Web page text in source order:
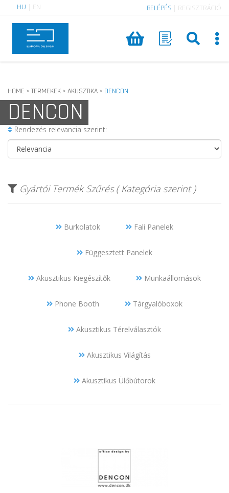
HU EN BELÉPÉS REGISZTRÁCIÓ
HOME > TERMEKEK > AKUSZTIKA > DENCON
DENCON
Rendezés relevancia szerint:
Gyártói Termék Szűrés ( Kategória szerint )
Burkolatok Fali Panelek
Függesztett Panelek
Akusztikus Kiegészítők Munkaállomások
Phone Booth Tárgyalóboxok
Akusztikus Térelválasztók
Akusztikus Világítás
Akusztikus Ülőbútorok